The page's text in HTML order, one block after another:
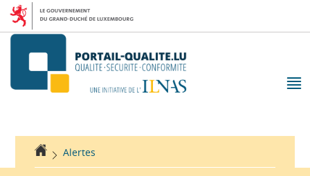
Aller
la
Aller
contenu
Accueil
Alertes